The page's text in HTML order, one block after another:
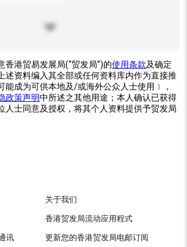
香港贸易发展局(“贸发局”)的使用条款及确定
述资料编入其全部或任何资料库内作为直接推
能成为可供本地及/或海外公众人士使用﹞，
政策声明中所述之其他用途；本人确认已获得
人士同意及授权，将其个人资料提供予贸发局
关于我们
香港贸发局流动应用程式
讯 更新您的香港贸发局电邮订阅